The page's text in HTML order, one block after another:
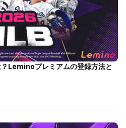
Leminoプレミアムの登録方法と